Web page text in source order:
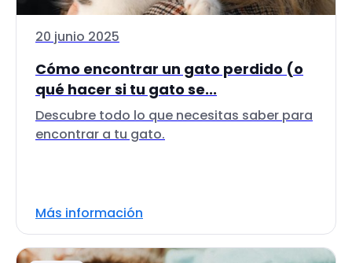
20 junio 2025
Cómo encontrar un gato perdido (o
qué hacer si tu gato se...
Descubre todo lo que necesitas saber para
encontrar a tu gato.
Más información